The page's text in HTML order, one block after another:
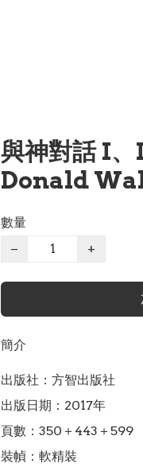
與神對話 I
Donald
數量
−
+
簡介
出版社：方智出版社
出版日期：2017年
頁數：350＋443＋599
裝幀：軟精裝